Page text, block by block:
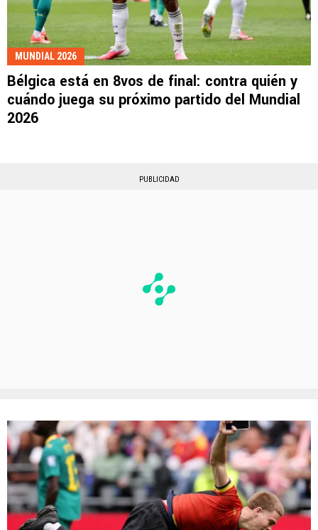
MUNDIAL 2026
Bélgica está en 8vos de final: contra quién y
cuándo juega su próximo partido del Mundial
2026
PUBLICIDAD